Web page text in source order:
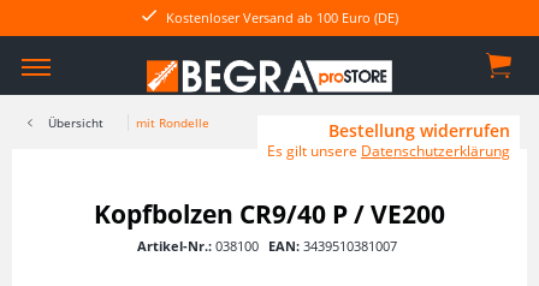
Kostenloser Versand ab 100 Euro (DE)
Übersicht mit Rondelle
Kopfbolzen CR9/40 P / VE200
Artikel-Nr.: 038100 EAN: 3439510381007
Bestellung widerrufen
Es gilt unsere Datenschutzerklärung